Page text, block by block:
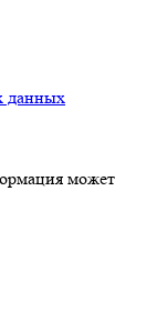
данных
может